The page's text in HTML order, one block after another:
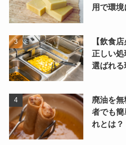
用で環
【飲食
正しい
選ばれる
廃油を
者でも
れとは？